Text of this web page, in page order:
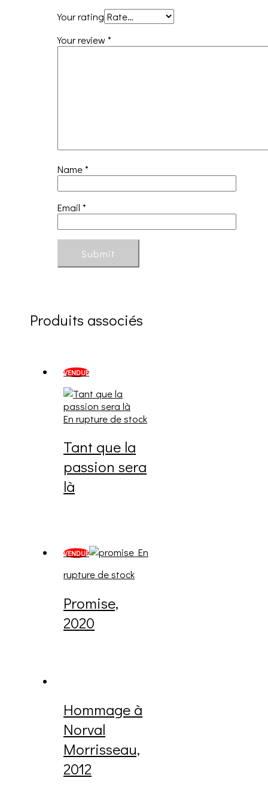
Your rating
Your review*
Name*
Email*
Produits associés
VENDUE
En rupture de stock
Tant que la
passion sera
là
VENDUE
En
rupture de stock
Promise,
2020
Hommage à
Norval
Morrisseau,
2012